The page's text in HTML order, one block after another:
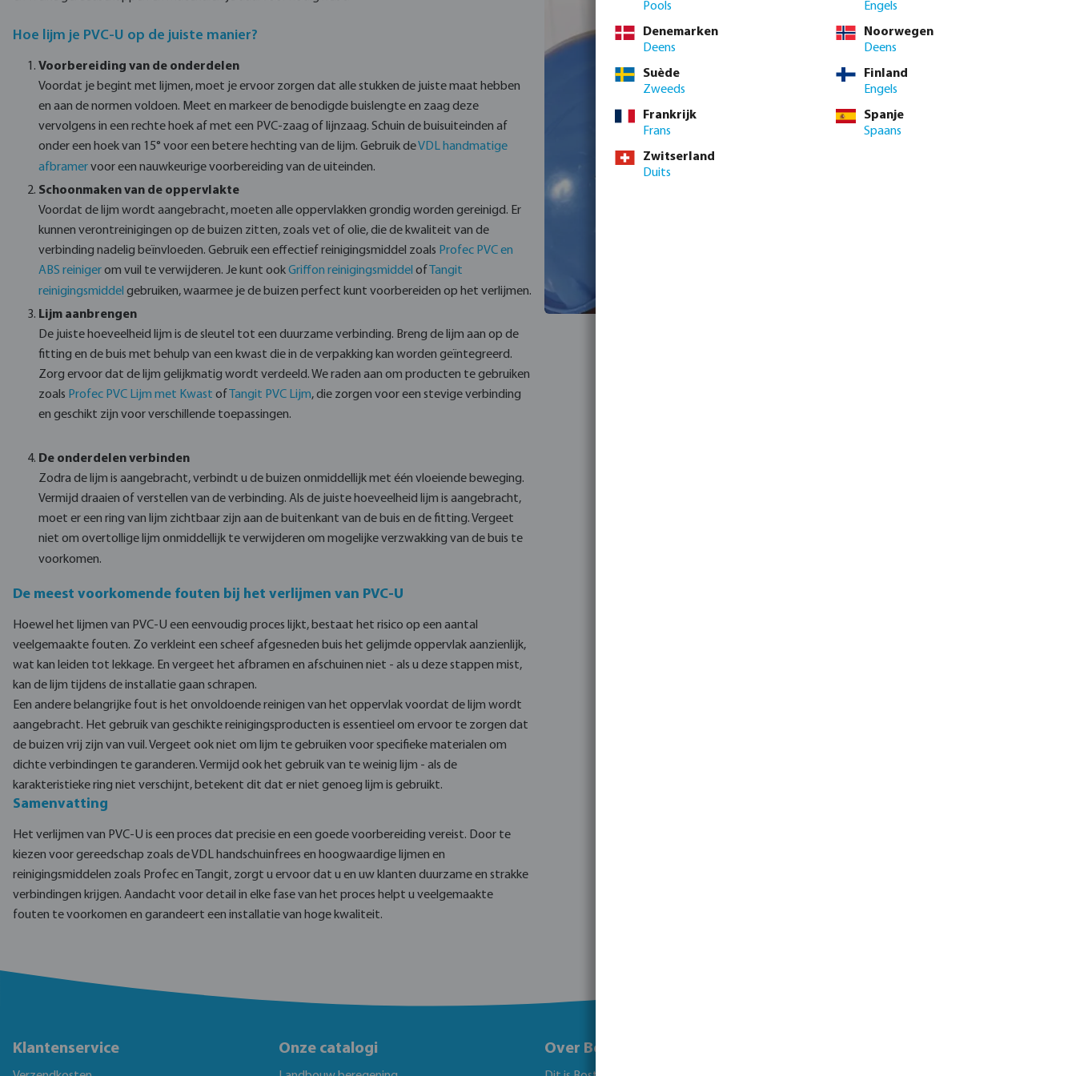
Hoe lijm je PVC-U op de juiste manier?
Voorbereiding van de onderdelen
Voordat je begint met lijmen, moet je ervoor zorgen dat alle stukken de juiste maat hebben
en aan de normen voldoen. Meet en markeer de benodigde buislengte en zaag deze
vervolgens in een rechte hoek af met een PVC-zaag of lijnzaag. Schuin de buisuiteinden af
onder een hoek van 15° voor een betere hechting van de lijm. Gebruik deVDL handmatige
afbramervoor een nauwkeurige voorbereiding van de uiteinden.
Schoonmaken van de oppervlakte
Voordat de lijm wordt aangebracht, moeten alle oppervlakken grondig worden gereinigd. Er
kunnen verontreinigingen op de buizen zitten, zoals vet of olie, die de kwaliteit van de
verbinding nadelig beïnvloeden. Gebruik een effectief reinigingsmiddel zoals Profec PVC en
ABS reinigerom vuil te verwijderen. Je kunt ookGriffon reinigingsmiddel of
Tangit
reinigingsmiddel gebruiken, waarmee je de buizen perfect kunt voorbereiden op het verlijmen.
Lijm aanbrengen
De juiste hoeveelheid lijm is de sleutel tot een duurzame verbinding. Breng de lijm aan op de
fitting en de buis met behulp van een kwast die in de verpakking kan worden geïntegreerd.
Zorg ervoor dat de lijm gelijkmatig wordt verdeeld. We raden aan om producten te gebruiken
zoals Profec PVC Lijm met Kwast of Tangit PVC Lijm, die zorgen voor een stevige verbinding
en geschikt zijn voor verschillende toepassingen.
De onderdelen verbinden
Zodra de lijm is aangebracht, verbindt u de buizen onmiddellijk met één vloeiende beweging.
Vermijd draaien of verstellen van de verbinding. Als de juiste hoeveelheid lijm is aangebracht,
moet er een ring van lijm zichtbaar zijn aan de buitenkant van de buis en de fitting. Vergeet
niet om overtollige lijm onmiddellijk te verwijderen om mogelijke verzwakking van de buis te
voorkomen.
De meest voorkomende fouten bij het verlijmen van PVC-U
Hoewel het lijmen van PVC-U een eenvoudig proces lijkt, bestaat het risico op een aantal
veelgemaakte fouten. Zo verkleint een scheef afgesneden buis het gelijmde oppervlak aanzienlijk,
wat kan leiden tot lekkage. En vergeet het afbramen en afschuinen niet - als u deze stappen mist,
kan de lijm tijdens de installatie gaan schrapen.
Een andere belangrijke fout is het onvoldoende reinigen van het oppervlak voordat de lijm wordt
aangebracht. Het gebruik van geschikte reinigingsproducten is essentieel om ervoor te zorgen dat
de buizen vrij zijn van vuil. Vergeet ook niet om lijm te gebruiken voor specifieke materialen om
dichte verbindingen te garanderen. Vermijd ook het gebruik van te weinig lijm - als de
karakteristieke ring niet verschijnt, betekent dit dat er niet genoeg lijm is gebruikt.
Samenvatting
Het verlijmen van PVC-U is een proces dat precisie en een goede voorbereiding vereist. Door te
kiezen voor gereedschap zoals de VDL handschuinfrees en hoogwaardige lijmen en
reinigingsmiddelen zoals Profec en Tangit, zorgt u ervoor dat u en uw klanten duurzame en strakke
verbindingen krijgen. Aandacht voor detail in elke fase van het proces helpt u veelgemaakte
fouten te voorkomen en garandeert een installatie van hoge kwaliteit.
Klantenservice Onze catalogi Over Bosta
Pools
Engels
Denemarken
Deens
Noorwegen
Deens
Suède
Zweeds
Finland
Engels
Frankrijk
Frans
Spanje
Spaans
Zwitserland
Duits